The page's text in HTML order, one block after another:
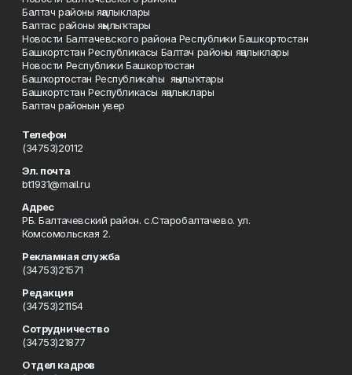
Балтач районы яңалыклары
Балтас районы яңылыҡтары
Новости Балтачевского района Республики Башкортостан
Башкортстан Республикасы Балтач районы яңалыклары
Новости Республики Башкортостан
Башҡортостан Республикаһы яңылыҡтары
Башкортстан Республикасы яңалыклары
Балтач районын увер
Телефон
(34753)20112
Эл. почта
bt1931@mail.ru
Адрес
РБ. Балтачевский район. с.Старобалтачево. ул.
Комсомольская 2.
Рекламная служба
(34753)21571
Редакция
(34753)21154
Сотрудничество
(34753)21877
Отдел кадров